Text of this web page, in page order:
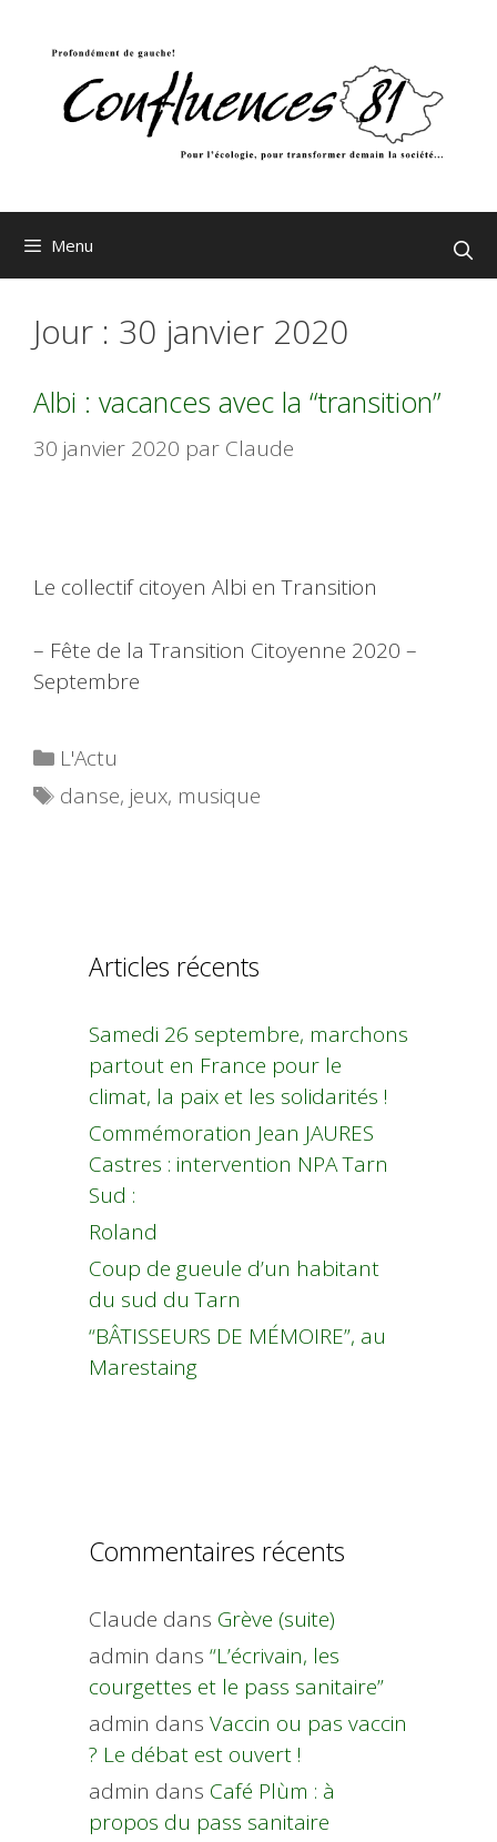
Menu
Jour : 30 janvier 2020
Albi : vacances avec la “transition”
30 janvier 2020 par Claude
Le collectif citoyen Albi en Transition
– Fête de la Transition Citoyenne 2020 –
Septembre
Catégories
L'Actu
Étiquettes
danse, jeux, musique
Articles récents
Samedi 26 septembre, marchons
partout en France pour le
climat, la paix et les solidarités !
Commémoration Jean JAURES
Castres : intervention NPA Tarn
Sud :
Roland
Coup de gueule d’un habitant
du sud du Tarn
“BÂTISSEURS DE MÉMOIRE”, au
Marestaing
Commentaires récents
Claude dans Grève (suite)
admin dans “L’écrivain, les
courgettes et le pass sanitaire”
admin dans Vaccin ou pas vaccin
? Le débat est ouvert !
admin dans Café Plùm : à
propos du pass sanitaire